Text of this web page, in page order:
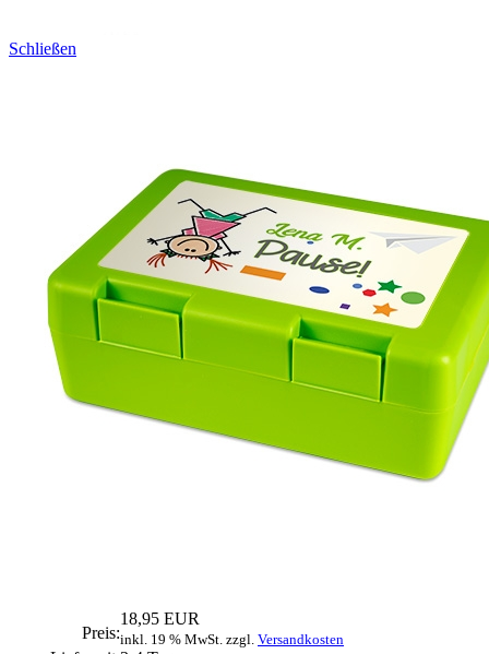
Schließen
Preis:
18,95 EUR
inkl. 19 % MwSt. zzgl. Versandkosten